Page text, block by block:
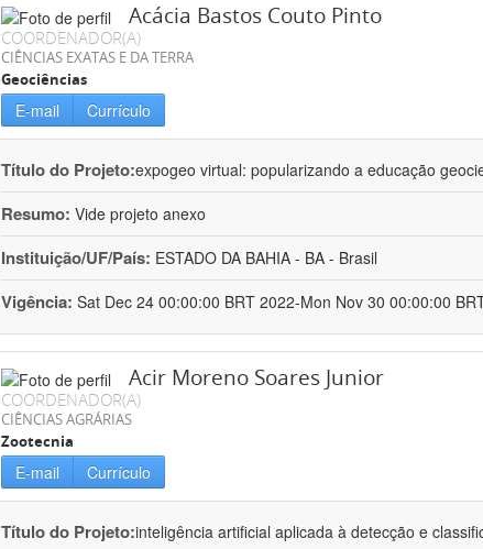
Acácia Bastos Couto Pinto
COORDENADOR(A)
CIÊNCIAS EXATAS E DA TERRA
Geociências
E-mail Currículo
Título do Projeto:expogeo virtual: popularizando a educação
Resumo: Vide projeto anexo
Instituição/UF/País: ESTADO DA BAHIA - BA - Brasil
Vigência: Sat Dec 24 00:00:00 BRT 2022-Mon Nov 30 00:00:00
Acir Moreno Soares Junior
COORDENADOR(A)
CIÊNCIAS AGRÁRIAS
Zootecnia
E-mail Currículo
Título do Projeto:inteligência artificial aplicada à detecção e